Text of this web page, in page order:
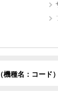
（機種名：コード）